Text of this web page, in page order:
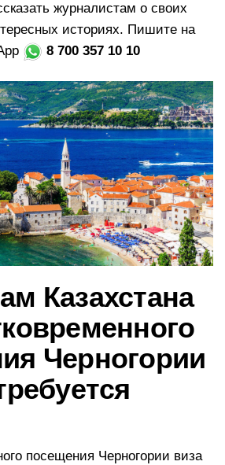
в
и
г
а
ц
и
ю
журналистам о своих
историях. Пишите на
8 700 357 10 10
Казахстана
Черногории
посещения Черногории виза